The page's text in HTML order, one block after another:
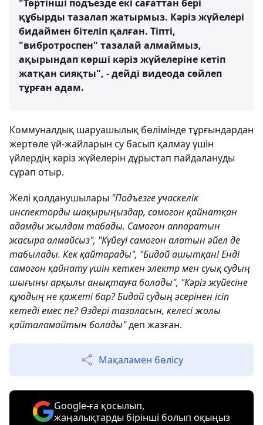
"Төртінші подъезде екі сағаттан бері
құбырды тазалап жатырмыз. Кәріз жүйелері
бидаймен бітеліп қалған. Тіпті,
"вибротроспен" тазалай алмаймыз,
ақырындап көрші кәріз жүйелеріне кетіп
жатқан сияқты", - дейді видеода сөйлеп
тұрған адам.
Коммуналдық шаруашылық бөлімінде тұрғындардан
жертөле үй-жайларын су басып қалмау үшін
үйлердің кәріз жүйелерін дұрыстап пайдалануды
сұрап отыр.
Желі қолданушылары "Подъезге учаскелік
инспекторды шақырыңыздар, самогон қайнатқан
адамды жылдам табады. Самогон аппаратын
жасыра алмайсыз", "Күйеуі самогон алатын әйел де
табылады. Кек қайтарады", "Бидай ашытқан! Енді
самогон қайнату үшін кеткен электр мен суық судың
шығыны арқылы анықтауға болады", "Кәріз жүйесіне
құюдың не қажеті бар? Бидай судың әсерінен ісіп
кетеді емес пе? Өздері тазаласын, келесі жолы
қайталамайтын болады"деп жазған.
Мақаламен бөлісу
Google-ға қосылып,
жаңалықтарды бірінші болып оқыңыз